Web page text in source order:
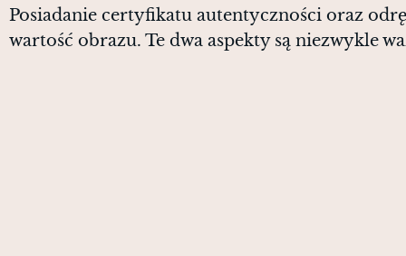
Posiadanie certyfikatu autentyczności oraz
wartość obrazu. Te dwa aspekty są niezwykle